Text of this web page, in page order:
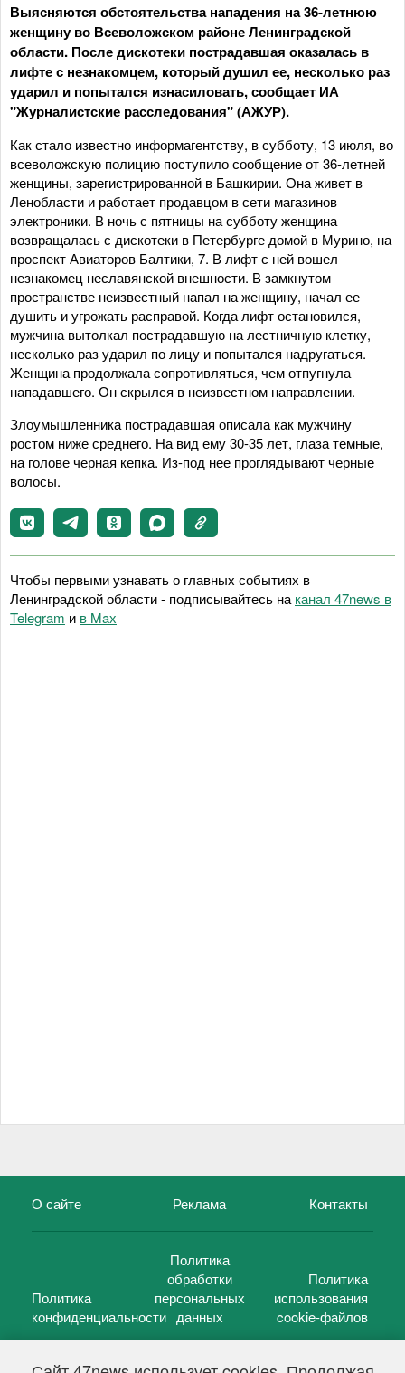
Выясняются обстоятельства нападения на 36-летнюю
женщину во Всеволожском районе Ленинградской
области. После дискотеки пострадавшая оказалась в
лифте с незнакомцем, который душил ее, несколько раз
ударил и попытался изнасиловать, сообщает ИА
"Журналистские расследования" (АЖУР).
Как стало известно информагентству, в субботу, 13 июля, во
всеволожскую полицию поступило сообщение от 36-летней
женщины, зарегистрированной в Башкирии. Она живет в
Ленобласти и работает продавцом в сети магазинов
электроники. В ночь с пятницы на субботу женщина
возвращалась с дискотеки в Петербурге домой в Мурино, на
проспект Авиаторов Балтики, 7. В лифт с ней вошел
незнакомец неславянской внешности. В замкнутом
пространстве неизвестный напал на женщину, начал ее
душить и угрожать расправой. Когда лифт остановился,
мужчина вытолкал пострадавшую на лестничную клетку,
несколько раз ударил по лицу и попытался надругаться.
Женщина продолжала сопротивляться, чем отпугнула
нападавшего. Он скрылся в неизвестном направлении.
Злоумышленника пострадавшая описала как мужчину
ростом ниже среднего. На вид ему 30-35 лет, глаза темные,
на голове черная кепка. Из-под нее проглядывают черные
волосы.
Чтобы первыми узнавать о главных событиях в
Ленинградской области - подписывайтесь на канал 47news в
Telegram и в Maх
О сайте Реклама Контакты
Политика
конфиденциальности
Политика
обработки
персональных
данных
Политика
использования
cookie-файлов